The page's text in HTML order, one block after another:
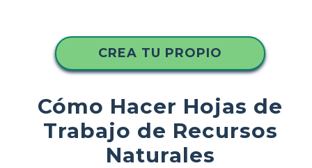
CREA TU PROPIO
Cómo Hacer Hojas de
Trabajo de Recursos
Naturales